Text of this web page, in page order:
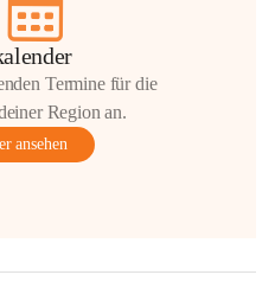
Termine für die
Region an.
ansehen